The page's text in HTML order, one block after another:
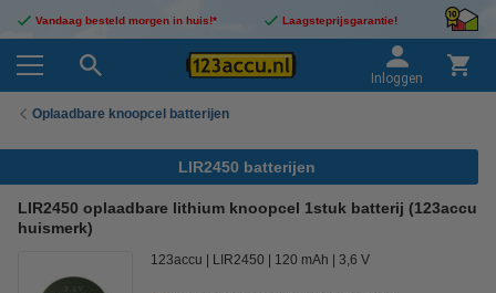
Vandaag besteld morgen in huis!* Laagsteprijsgarantie!
Inloggen
Oplaadbare knoopcel batterijen
LIR2450 batterijen
LIR2450 oplaadbare lithium knoopcel 1stuk batterij (123accu
huismerk)
123accu LIR2450 120 mAh 3,6 V